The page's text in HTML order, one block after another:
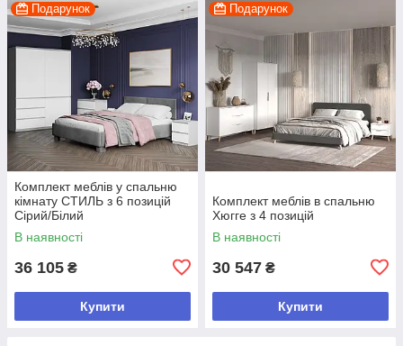
Подарунок
Комплект меблів у спальню
кімнату СТИЛЬ з 6 позицій
Сірий/Білий
В наявності
36 105 ₴
Купити
Подарунок
Комплект меблів в спальню
Хюгге з 4 позицій
В наявності
30 547 ₴
Купити